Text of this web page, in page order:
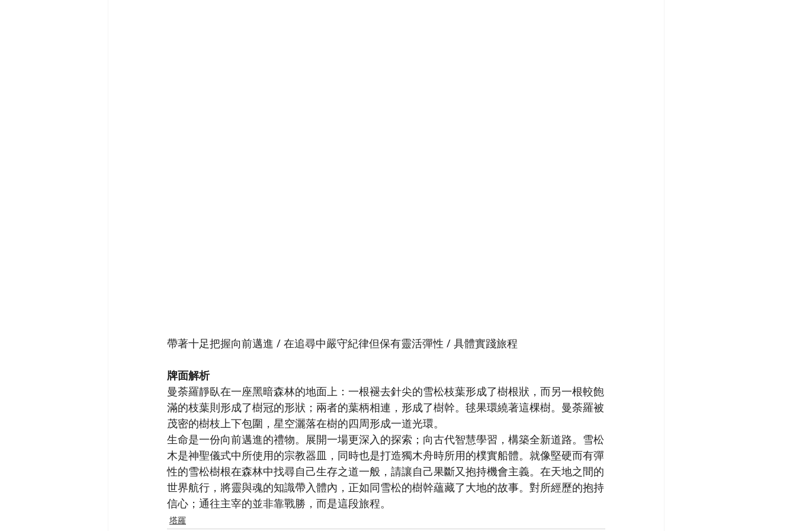
帶著十足把握向前邁進 / 在追尋中嚴守紀律但保有靈活彈性 / 具體實踐旅程
牌面解析
曼荼羅靜臥在一座黑暗森林的地面上：一根褪去針尖的雪松枝葉形成了樹根狀，而另一根較飽
滿的枝葉則形成了樹冠的形狀；兩者的葉柄相連，形成了樹幹。毬果環繞著這棵樹。曼荼羅被
茂密的樹枝上下包圍，星空灑落在樹的四周形成一道光環。
生命是一份向前邁進的禮物。展開一場更深入的探索；向古代智慧學習，構築全新道路。雪松
木是神聖儀式中所使用的宗教器皿，同時也是打造獨木舟時所用的樸實船體。就像堅硬而有彈
性的雪松樹根在森林中找尋自己生存之道一般，請讓自己果斷又抱持機會主義。在天地之間的
世界航行，將靈與魂的知識帶入體內，正如同雪松的樹幹蘊藏了大地的故事。對所經歷的抱持
信心；通往主宰的並非靠戰勝，而是這段旅程。
塔羅